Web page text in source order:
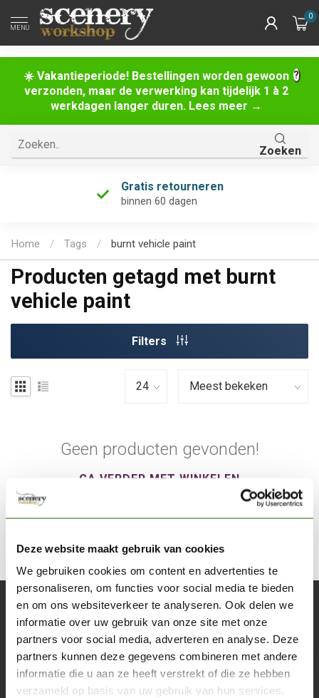
Deze website maakt gebruik van cookies
We gebruiken cookies om content en advertenties te
personaliseren, om functies voor social media te bieden
en om ons websiteverkeer te analyseren. Ook delen we
informatie over uw gebruik van onze site met onze
partners voor social media, adverteren en analyse. Deze
partners kunnen deze gegevens combineren met andere
informatie die u aan ze heeft verstrekt of die ze hebben
verzameld op basis van uw gebruik van hun services.
☀️ Vakantieperiode! Bestellingen worden gewoon
verzonden, maar de verwerking kan tijdelijk 1 à 2
werkdagen langer duren. Lees meer →
MENU
0
Zoeken
Gratis retourneren
binnen 60 dagen
Home / Tags / burnt vehicle paint
Producten getagd met burnt
vehicle paint
Filters
Geen producten gevonden!
GA VERDER MET WINKELEN
Abonneer je op onze nieuwsbrief
Blijf op de hoogte over onze laatste acties